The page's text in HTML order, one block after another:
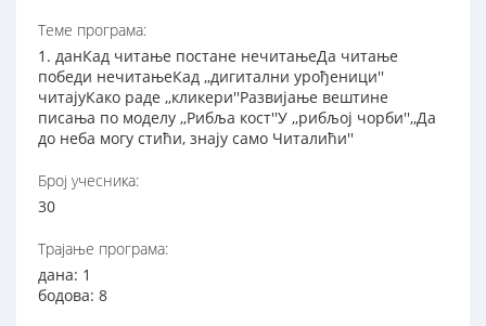
Теме програма:
1. данКад читање постане нечитањеДа читање
победи нечитањеКад ,,дигитални урођеници''
читајуКако раде ,,кликери''Развијање вештине
писања по моделу ,,Рибља кост''У ,,рибљој чорби'',,Да
до неба могу стићи, знају само Читалићи''
Број учесника:
30
Трајање програма:
дана: 1
бодова: 8